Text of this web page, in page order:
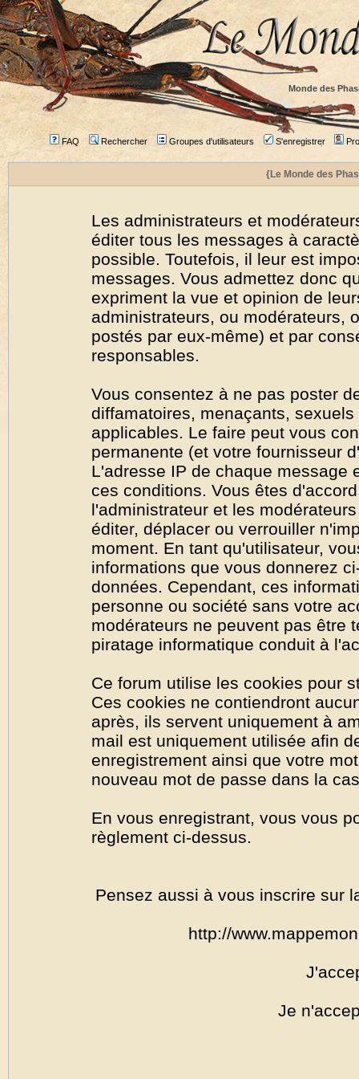
Monde des
FAQ Rechercher Groupes d'utilisateurs S'enregistrer
{Le Monde des
Les administrateurs et
éditer tous les messages à
possible. Toutefois, il leur est
messages. Vous admettez donc
expriment la vue et opinion de
administrateurs, ou modérateurs,
postés par eux-même) et par
responsables.
Vous consentez à ne pas poster
diffamatoires, menaçants,
applicables. Le faire peut vous
permanente (et votre fournisseur
L'adresse IP de chaque message
ces conditions. Vous êtes
l'administrateur et les
éditer, déplacer ou verrouiller
moment. En tant qu'utilisateur,
informations que vous donnerez
données. Cependant, ces
personne ou société sans votre
modérateurs ne peuvent pas être
piratage informatique conduit à
Ce forum utilise les cookies pour
Ces cookies ne contiendront
après, ils servent uniquement à
mail est uniquement utilisée afin
enregistrement ainsi que votre
nouveau mot de passe dans la
En vous enregistrant, vous vous
règlement ci-dessus.
Pensez aussi à vous inscrire sur
http://
Je